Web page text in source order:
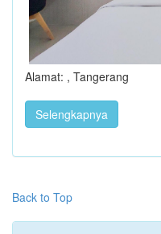
Alamat: , Tangerang
Selengkapnya
Back to Top